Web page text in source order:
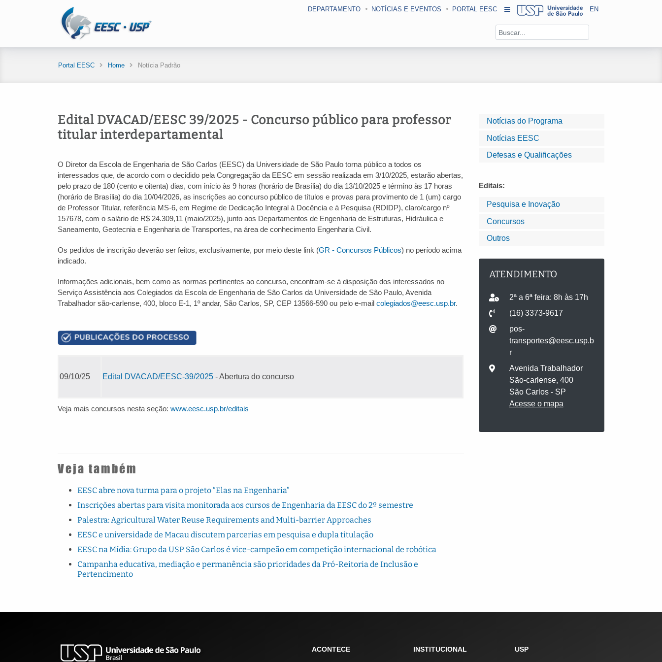
DEPARTAMENTO NOTÍCIAS E EVENTOS PORTAL EESC EN
Portal EESC Home Notícia Padrão
Notícias do Programa
Notícias EESC
Defesas e Qualificações
Editais:
Pesquisa e Inovação
Concursos
Outros
ATENDIMENTO
2ª a 6ª feira: 8h às 17h
(16) 3373-9617
pos-
transportes@eesc.usp.b
r
Avenida Trabalhador
São-carlense, 400
São Carlos - SP
Acesse o mapa
Edital DVACAD/EESC 39/2025 - Concurso público para professor
titular interdepartamental
O Diretor da Escola de Engenharia de São Carlos (EESC) da Universidade de São Paulo torna público a todos os
interessados que, de acordo com o decidido pela Congregação da EESC em sessão realizada em 3/10/2025, estarão abertas,
pelo prazo de 180 (cento e oitenta) dias, com início às 9 horas (horário de Brasília) do dia 13/10/2025 e término às 17 horas
(horário de Brasília) do dia 10/04/2026, as inscrições ao concurso público de títulos e provas para provimento de 1 (um) cargo
de Professor Titular, referência MS-6, em Regime de Dedicação Integral à Docência e à Pesquisa (RDIDP), claro/cargo nº
157678, com o salário de R$ 24.309,11 (maio/2025), junto aos Departamentos de Engenharia de Estruturas, Hidráulica e
Saneamento, Geotecnia e Engenharia de Transportes, na área de conhecimento Engenharia Civil.
Os pedidos de inscrição deverão ser feitos, exclusivamente, por meio deste link (GR - Concursos Públicos) no período acima
indicado.
Informações adicionais, bem como as normas pertinentes ao concurso, encontram-se à disposição dos interessados no
Serviço Assistência aos Colegiados da Escola de Engenharia de São Carlos da Universidade de São Paulo, Avenida
Trabalhador são-carlense, 400, bloco E-1, 1º andar, São Carlos, SP, CEP 13566-590 ou pelo e-mail colegiados@eesc.usp.br.
09/10/25 Edital DVACAD/EESC-39/2025 - Abertura do concurso
Veja mais concursos nesta seção: www.eesc.usp.br/editais
Veja também
EESC abre nova turma para o projeto “Elas na Engenharia”
Inscrições abertas para visita monitorada aos cursos de Engenharia da EESC do 2º semestre
Palestra: Agricultural Water Reuse Requirements and Multi-barrier Approaches
EESC e universidade de Macau discutem parcerias em pesquisa e dupla titulação
EESC na Mídia: Grupo da USP São Carlos é vice-campeão em competição internacional de robótica
Campanha educativa, mediação e permanência são prioridades da Pró-Reitoria de Inclusão e
Pertencimento
ACONTECE INSTITUCIONAL USP